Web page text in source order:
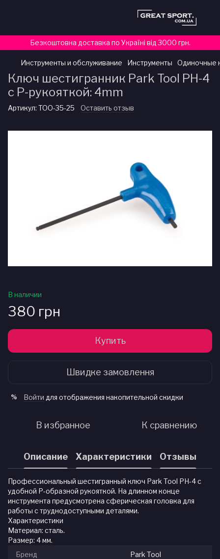
Безкоштовна доставка по Україні від 3000 грн.
Инструменты и обслуживание Инструменты Одиночные
Ключ шестигранник Park Tool PH-4
с Р-рукояткой: 4mm
Артикул: TOO-35-25 Оставить отзыв
В наличии
380 грн
Купить
Швидке замовлення
% Войти для отображения накопительной скидки
В избранное К сравнению
Описание Характеристики Отзывы
Профессиональный шестигранный ключ Park Tool PH-4 c
удобной Р-образной рукояткой. На длинном конце
инструмента предусмотрена сферическая головка для
работы с труднодоступными деталями.
Характеристики
Материал: сталь.
Размер: 4 мм.
Бренд
Park Tool